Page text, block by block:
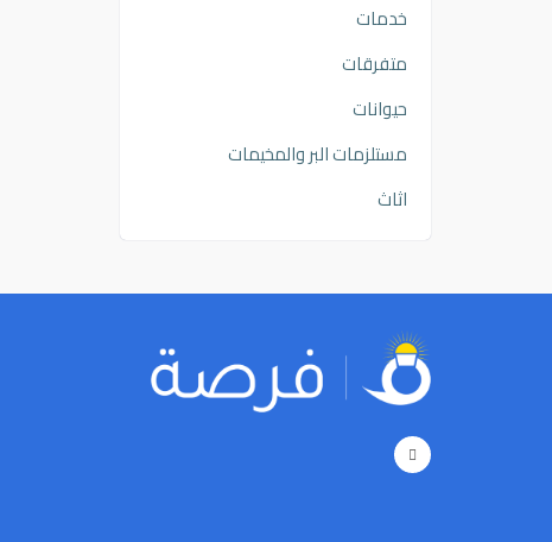
خدمات
متفرقات
حيوانات
مستلزمات البر والمخيمات
اثاث